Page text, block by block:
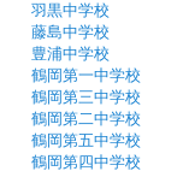
羽黒中学校
藤島中学校
豊浦中学校
鶴岡第一中学校
鶴岡第三中学校
鶴岡第二中学校
鶴岡第五中学校
鶴岡第四中学校